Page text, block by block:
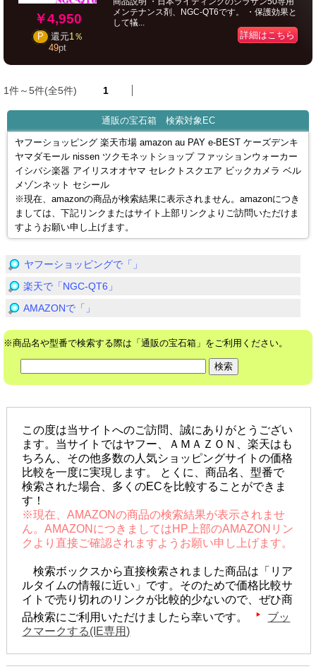
￥4,950
P 還元1％
49pt
メンテナンス剤、NGC-QT6です。 ・保護効果と
して犠...
詳細はこちら
1件～5件(全5件) 1
通販の宝石箱 検索対象EC
ヤフーショッピング 楽天市場 amazon au PAY e-BEST ケーズデンキ
ヤマダモール nissen ツクモネットショップ ファッションウォーカー
イシバシ楽器 アイリスオオヤマ セレクトスクエア ビックカメラ ベル
メゾンネット セシール
※現在、amazonの商品が検索結果に表示されません。amazonにつき
ましては、下記リンクまたはサイト上部リンクよりご訪問いただけま
すようお願い申し上げます。
ヤフーショッピングで「」
楽天で「NGC-QT6」
AMAZONで「」
※商品名や型番で検索する際は「通販の宝石箱」をご利用ください。
この度は当サイトへのご訪問、誠にありがとうござい
ます。当サイトではヤフー、ＡＭＡＺＯＮ、楽天はも
ちろん、その他多数の人気ショッピングサイトの価格
比較を一度に実現します。 とくに、商品名、型番で
検索された場合、多くのECを比較することができま
す！
※現在、AMAZONの商品の検索結果が表示されませ
ん。AMAZONにつきましてはHP上部のAMAZONリン
クより直接ご確認されますようお願い申し上げます。
検索ボックスから直接検索されました商品は「リア
ルタイムの情報に近い」です。そのためで価格比較サ
イトで売り切れのリンクが比較的少ないので、ぜひ商
品検索にご利用いただけましたら幸いです。
ブッ
クマークする(IE専用)